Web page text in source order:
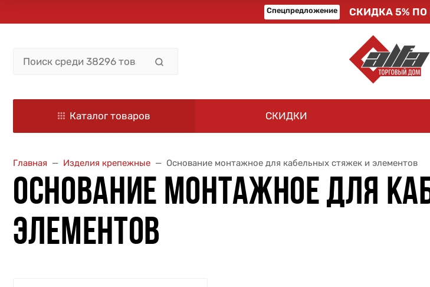
Спецпредложение СКИДКА 5% ПО
Каталог товаров СКИДКИ
Главная Изделия крепежные Основание монтажное для кабельных стяжек и элементов
ОСНОВАНИЕ МОНТАЖНОЕ ДЛЯ
ЭЛЕМЕНТОВ